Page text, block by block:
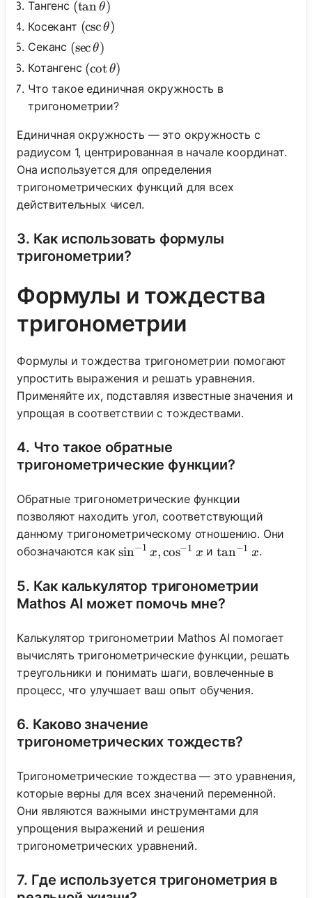
Войдите
Тангенс (\tan \theta)
(tanθ)
Косекант (\csc \theta)
(cscθ)
Секанс (\sec \theta)
(secθ)
Котангенс (\cot \theta)
(cotθ)
Что такое единичная окружность в
тригонометрии?
Единичная окружность — это окружность с
радиусом 1, центрированная в начале координат.
Она используется для определения
тригонометрических функций для всех
действительных чисел.
3. Как использовать формулы
тригонометрии?
Формулы и тождества
тригонометрии
Формулы и тождества тригонометрии помогают
упростить выражения и решать уравнения.
Применяйте их, подставляя известные значения и
упрощая в соответствии с тождествами.
4. Что такое обратные
тригонометрические функции?
Обратные тригонометрические функции
позволяют находить угол, соответствующий
данному тригонометрическому отношению. Они
обозначаются как\sin ^{-1} x, \cos ^{-1} x
sin−1 x,cos−1 x и\tan ^{-1} x
tan−1 x.
5. Как калькулятор тригонометрии
Mathos AI может помочь мне?
Калькулятор тригонометрии Mathos AI помогает
вычислять тригонометрические функции, решать
треугольники и понимать шаги, вовлеченные в
процесс, что улучшает ваш опыт обучения.
6. Каково значение
тригонометрических тождеств?
Тригонометрические тождества — это уравнения,
которые верны для всех значений переменной.
Они являются важными инструментами для
упрощения выражений и решения
тригонометрических уравнений.
7. Где используется тригонометрия в